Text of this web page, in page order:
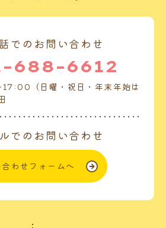
でのお問い合わせ
688-6612
（日曜・祝日・年末年始は
でのお問い合わせ
わせフォームへ